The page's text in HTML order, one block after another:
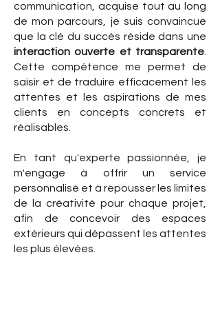
communication, acquise tout au long
de mon parcours, je suis convaincue
que la clé du succès réside dans une
interaction ouverte et transparente
Cette compétence me permet de
saisir et de traduire efficacement les
attentes et les aspirations de mes
clients en concepts concrets et
réalisables.
En tant qu'experte passionnée, je
m'engage à offrir un service
personnalisé et à repousser les limites
de la créativité pour chaque projet,
afin de concevoir des espaces
extérieurs qui dépassent les attentes
les plus élevées.